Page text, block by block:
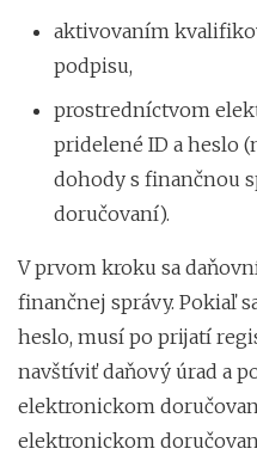
aktivovaním
podpisu,
prostredníctvom
pridelené ID a heslo
dohody s finančnou
doručovaní).
V prvom kroku sa
finančnej správy. Pokiaľ
heslo, musí po prijatí
navštíviť daňový úrad a
elektronickom
elektronickom